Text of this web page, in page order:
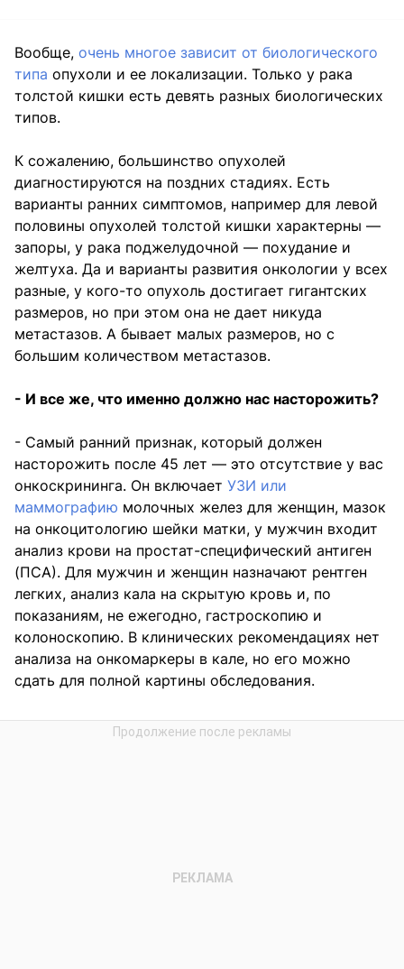
Вообще, очень многое зависит от биологического
типа опухоли и ее локализации. Только у рака
толстой кишки есть девять разных биологических
типов.
К сожалению, большинство опухолей
диагностируются на поздних стадиях. Есть
варианты ранних симптомов, например для левой
половины опухолей толстой кишки характерны —
запоры, у рака поджелудочной — похудание и
желтуха. Да и варианты развития онкологии у всех
разные, у кого-то опухоль достигает гигантских
размеров, но при этом она не дает никуда
метастазов. А бывает малых размеров, но с
большим количеством метастазов.
- И все же, что именно должно нас насторожить?
- Самый ранний признак, который должен
насторожить после 45 лет — это отсутствие у вас
онкоскрининга. Он включает УЗИ или
маммографию молочных желез для женщин, мазок
на онкоцитологию шейки матки, у мужчин входит
анализ крови на простат-специфический антиген
(ПСА). Для мужчин и женщин назначают рентген
легких, анализ кала на скрытую кровь и, по
показаниям, не ежегодно, гастроскопию и
колоноскопию. В клинических рекомендациях нет
анализа на онкомаркеры в кале, но его можно
сдать для полной картины обследования.